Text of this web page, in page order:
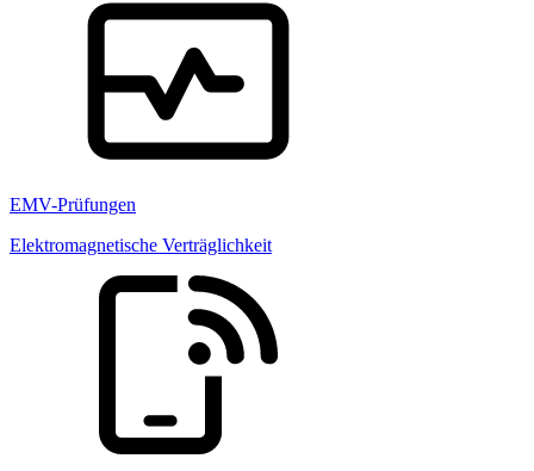
EMV-Prüfungen
Elektromagnetische Verträglichkeit